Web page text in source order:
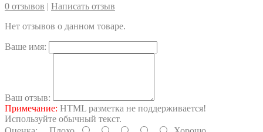
0 отзывов | Написать отзыв
Нет отзывов о данном товаре.
Ваше имя:
Ваш отзыв:
Примечание: HTML разметка не поддерживается!
Используйте обычный текст.